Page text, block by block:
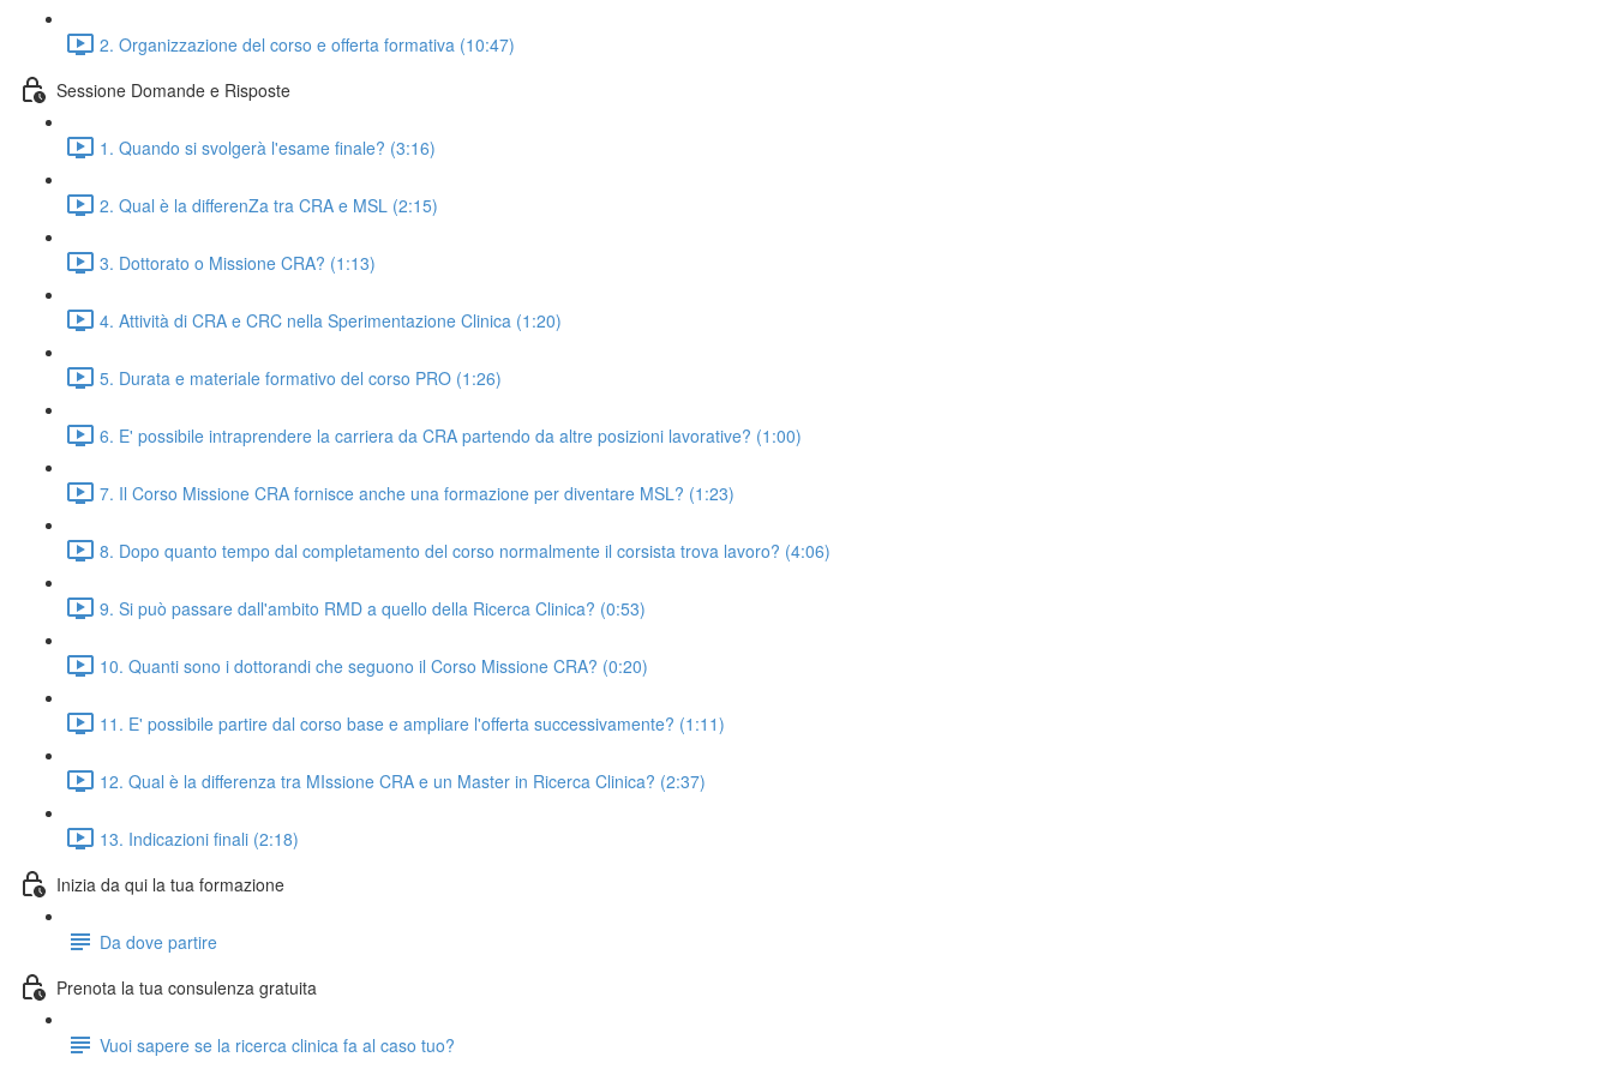
2. Organizzazione del corso e offerta formativa (10:47)
Sessione Domande e Risposte
1. Quando si svolgerà l'esame finale? (3:16)
2. Qual è la differenZa tra CRA e MSL (2:15)
3. Dottorato o Missione CRA? (1:13)
4. Attività di CRA e CRC nella Sperimentazione Clinica (1:20)
5. Durata e materiale formativo del corso PRO (1:26)
6. E' possibile intraprendere la carriera da CRA partendo da altre posizioni lavorative? (1:00)
7. Il Corso Missione CRA fornisce anche una formazione per diventare MSL? (1:23)
8. Dopo quanto tempo dal completamento del corso normalmente il corsista trova lavoro? (4:06)
9. Si può passare dall'ambito RMD a quello della Ricerca Clinica? (0:53)
10. Quanti sono i dottorandi che seguono il Corso Missione CRA? (0:20)
11. E' possibile partire dal corso base e ampliare l'offerta successivamente? (1:11)
12. Qual è la differenza tra MIssione CRA e un Master in Ricerca Clinica? (2:37)
13. Indicazioni finali (2:18)
Inizia da qui la tua formazione
Da dove partire
Prenota la tua consulenza gratuita
Vuoi sapere se la ricerca clinica fa al caso tuo?